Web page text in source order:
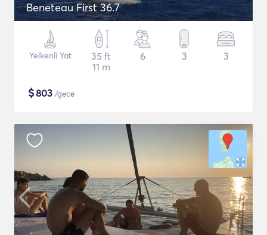
Beneteau First 36.7
Yelkenli Yat
35 ft
11 m
6 3 3
$803 /gece